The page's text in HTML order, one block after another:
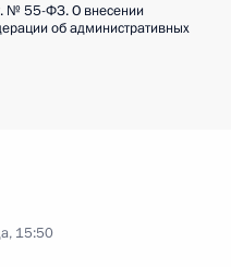
№ 55-ФЗ. О внесении
об административных
15:50